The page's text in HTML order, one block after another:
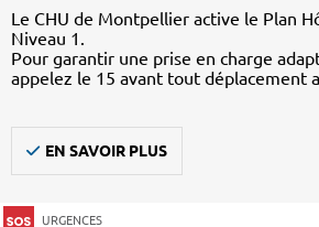
Le CHU de Montpellier active le Plan
Niveau 1.
Pour garantir une prise en charge
appelez le 15 avant tout déplacement
EN SAVOIR PLUS
URGENCES